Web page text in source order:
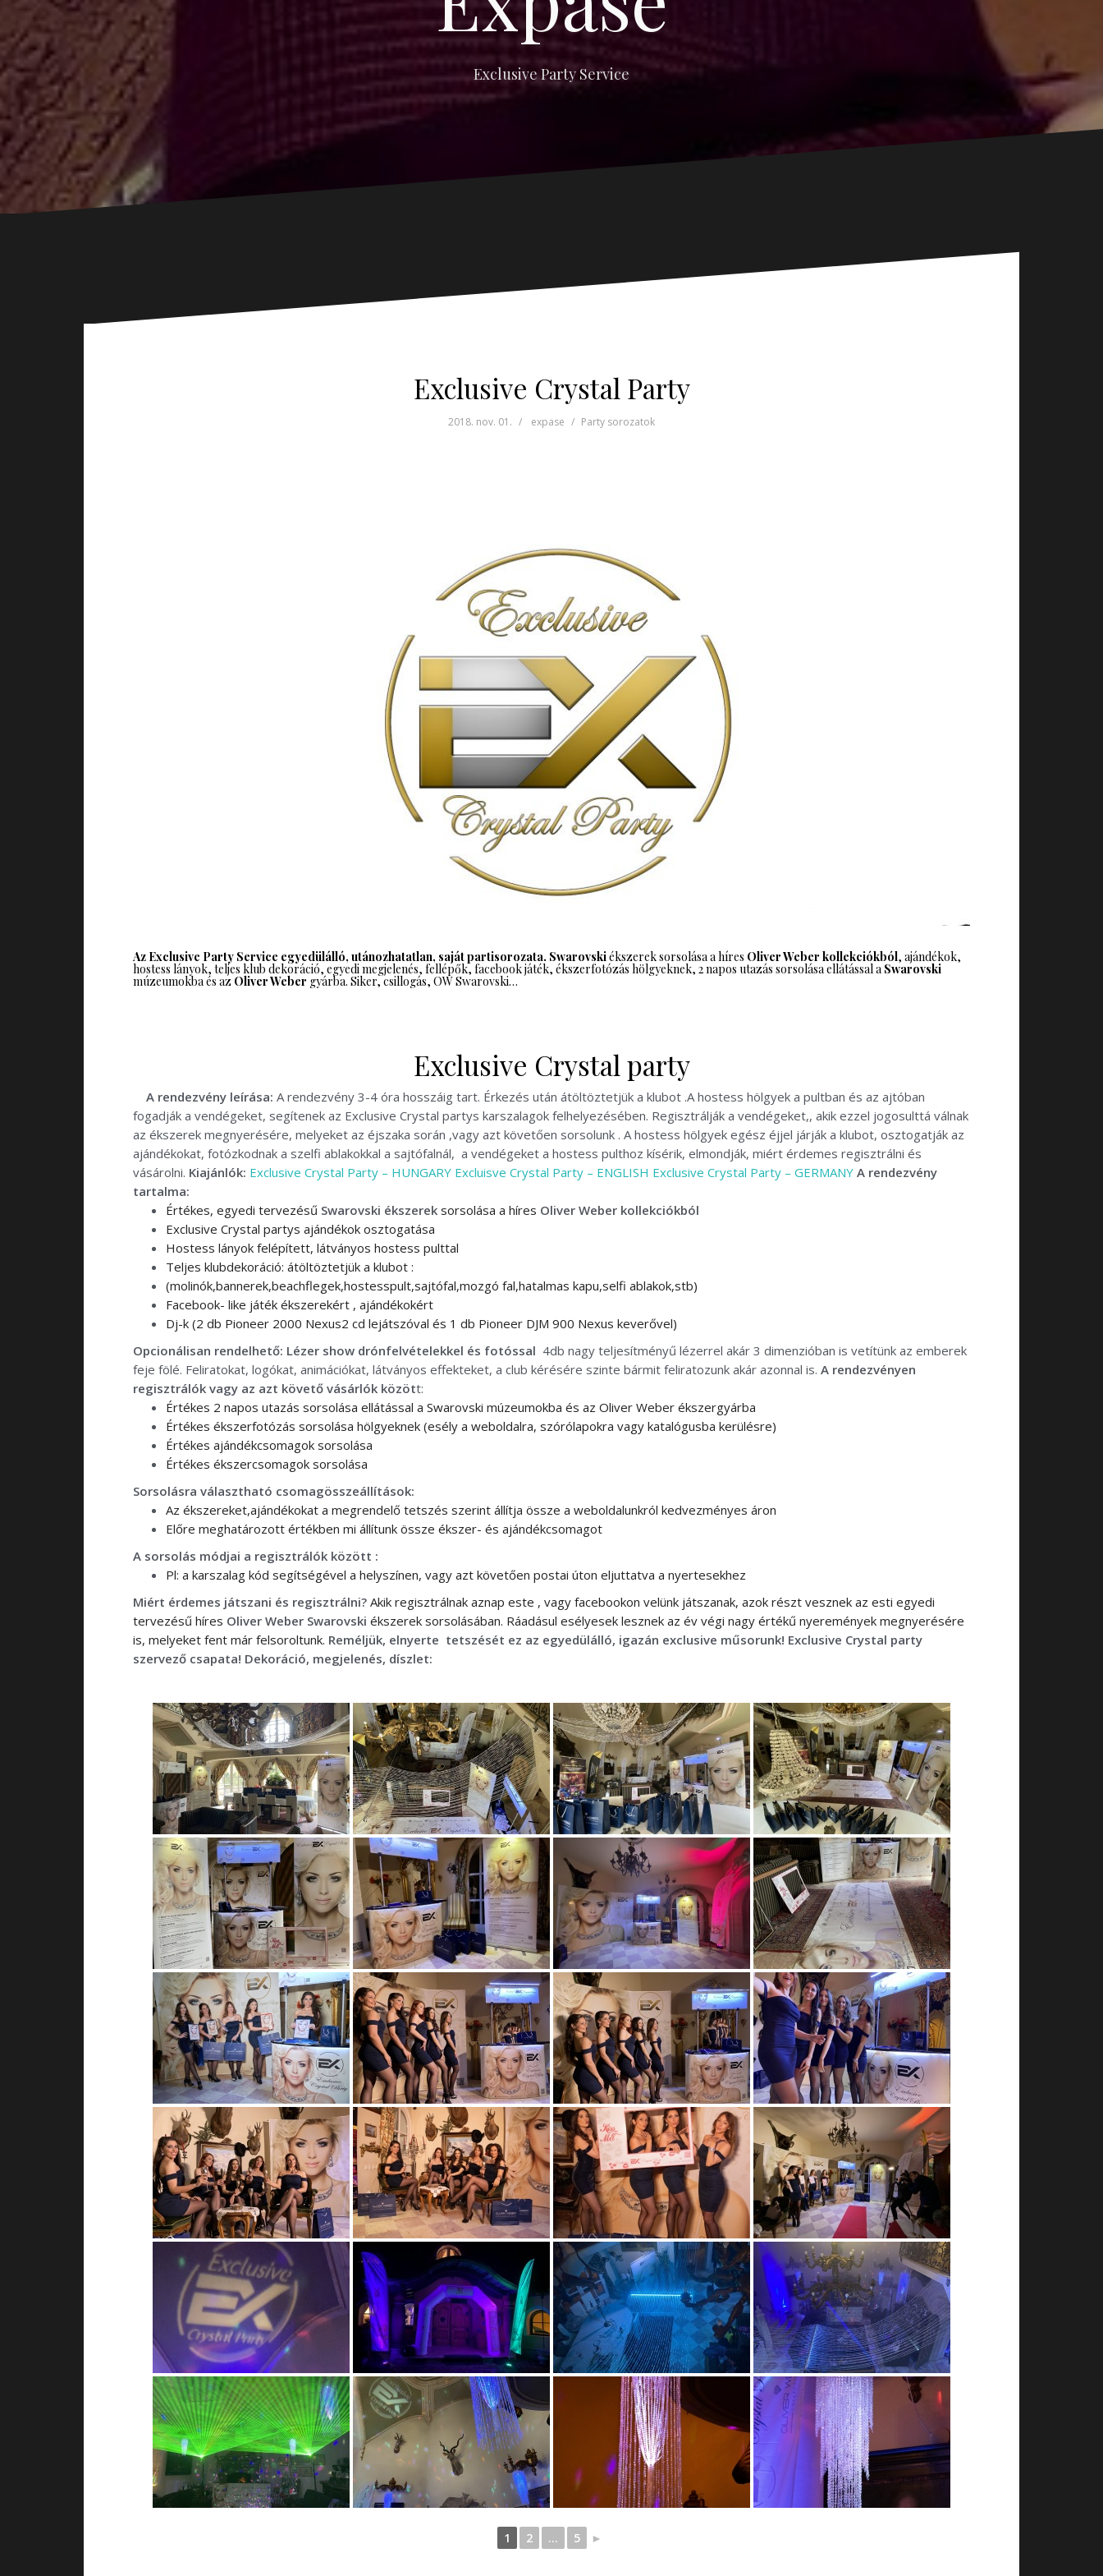
Exclusive Party Service
Exclusive Crystal Party
2018. nov. 01. expase Party sorozatok
Az Exclusive Party Service egyedülálló, utánozhatatlan, saját partisorozata. Swarovskiékszerek sorsolása a híres Oliver Weber kollekciókból, ajándékok,
hostess lányok, teljes klub dekoráció, egyedi megjelenés, fellépők, facebook játék, ékszerfotózás hölgyeknek, 2 napos utazás sorsolása ellátással a Swarovski
múzeumokba és az Oliver Weber gyárba. Siker, csillogás, OW Swarovski…
Exclusive Crystal party
A rendezvény leírása: A rendezvény 3-4 óra hosszáig tart. Érkezés után átöltöztetjük a klubot .A hostess hölgyek a pultban és az ajtóban
fogadják a vendégeket, segítenek az Exclusive Crystal partys karszalagok felhelyezésében. Regisztrálják a vendégeket,, akik ezzel jogosulttá válnak
az ékszerek megnyerésére, melyeket az éjszaka során ,vagy azt követően sorsolunk . A hostess hölgyek egész éjjel járják a klubot, osztogatják az
ajándékokat, fotózkodnak a szelfi ablakokkal a sajtófalnál, a vendégeket a hostess pulthoz kísérik, elmondják, miért érdemes regisztrálni és
vásárolni. Kiajánlók: Exclusive Crystal Party – HUNGARY Excluisve Crystal Party – ENGLISH Exclusive Crystal Party – GERMANY A rendezvény
tartalma:
Értékes, egyedi tervezésű Swarovski ékszerek sorsolása a híres Oliver Weber kollekciókból
Exclusive Crystal partys ajándékok osztogatása
Hostess lányok felépített, látványos hostess pulttal
Teljes klubdekoráció: átöltöztetjük a klubot :
(molinók,bannerek,beachflegek,hostesspult,sajtófal,mozgó fal,hatalmas kapu,selfi ablakok,stb)
Facebook- like játék ékszerekért , ajándékokért
Dj-k (2 db Pioneer 2000 Nexus2 cd lejátszóval és 1 db Pioneer DJM 900 Nexus keverővel)
Opcionálisan rendelhető: Lézer show drónfelvételekkel és fotóssal 4db nagy teljesítményű lézerrel akár 3 dimenzióban is vetítünk az emberek
feje fölé. Feliratokat, logókat, animációkat, látványos effekteket, a club kérésére szinte bármit feliratozunk akár azonnal is. A rendezvényen
regisztrálók vagy az azt követő vásárlók között:
Értékes 2 napos utazás sorsolása ellátással a Swarovski múzeumokba és az Oliver Weber ékszergyárba
Értékes ékszerfotózás sorsolása hölgyeknek (esély a weboldalra, szórólapokra vagy katalógusba kerülésre)
Értékes ajándékcsomagok sorsolása
Értékes ékszercsomagok sorsolása
Sorsolásra választható csomagösszeállítások:
Az ékszereket,ajándékokat a megrendelő tetszés szerint állítja össze a weboldalunkról kedvezményes áron
Előre meghatározott értékben mi állítunk össze ékszer- és ajándékcsomagot
A sorsolás módjai a regisztrálók között :
Pl: a karszalag kód segítségével a helyszínen, vagy azt követően postai úton eljuttatva a nyertesekhez
Miért érdemes játszani és regisztrálni? Akik regisztrálnak aznap este , vagy facebookon velünk játszanak, azok részt vesznek az esti egyedi
tervezésű híres Oliver Weber Swarovski ékszerek sorsolásában. Ráadásul esélyesek lesznek az év végi nagy értékű nyeremények megnyerésére
is, melyeket fent már felsoroltunk. Reméljük, elnyerte tetszését ez az egyedülálló, igazán exclusive műsorunk! Exclusive Crystal party
szervező csapata! Dekoráció, megjelenés, díszlet:
1 2 ... 5 ►